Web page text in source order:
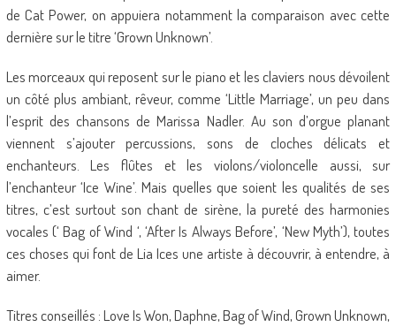
de Cat Power, on appuiera notamment la comparaison avec cette
dernière sur le titre ‘Grown Unknown’.
Les morceaux qui reposent sur le piano et les claviers nous dévoilent
un côté plus ambiant, rêveur, comme ‘Little Marriage’, un peu dans
l’esprit des chansons de Marissa Nadler. Au son d’orgue planant
viennent s’ajouter percussions, sons de cloches délicats et
enchanteurs. Les flûtes et les violons/violoncelle aussi, sur
l’enchanteur ‘Ice Wine’. Mais quelles que soient les qualités de ses
titres, c’est surtout son chant de sirène, la pureté des harmonies
vocales (‘ Bag of Wind ‘, ‘After Is Always Before’, ‘New Myth’), toutes
ces choses qui font de Lia Ices une artiste à découvrir, à entendre, à
aimer.
Titres conseillés : Love Is Won, Daphne, Bag of Wind, Grown Unknown,